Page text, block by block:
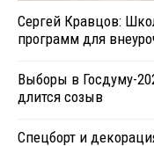
Сергей Кравцов:
программ для
Выборы в Госдуму-
длится созыв
Спецборт и